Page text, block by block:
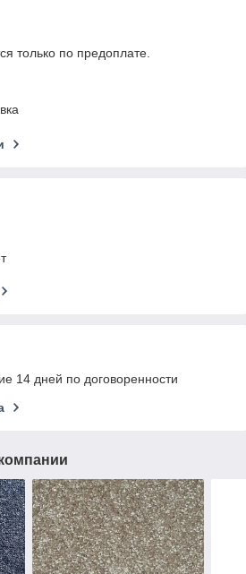
только по предоплате.
14 дней по договоренности